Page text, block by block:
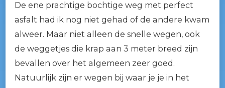
De ene prachtige bochtige weg met perfect
asfalt had ik nog niet gehad of de andere kwam
alweer. Maar niet alleen de snelle wegen, ook
de weggetjes die krap aan 3 meter breed zijn
bevallen over het algemeen zeer goed.
Natuurlijk zijn er wegen bij waar je je in het